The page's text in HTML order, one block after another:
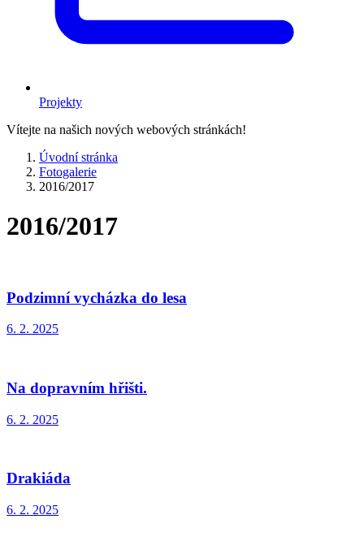
Projekty
Vítejte na našich nových webových stránkách!
Úvodní stránka
Fotogalerie
2016/2017
2016/2017
Podzimní vycházka do lesa
6. 2. 2025
Na dopravním hřišti.
6. 2. 2025
Drakiáda
6. 2. 2025